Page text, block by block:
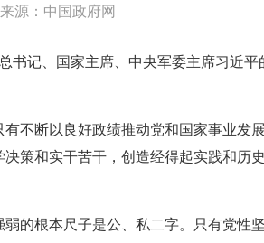
来源：中国政府网
书记、国家主席、中央军委主席习近平
不断以良好政绩推动党和国家事业发
策和实干苦干，创造经得起实践和历
的根本尺子是公、私二字。只有党性